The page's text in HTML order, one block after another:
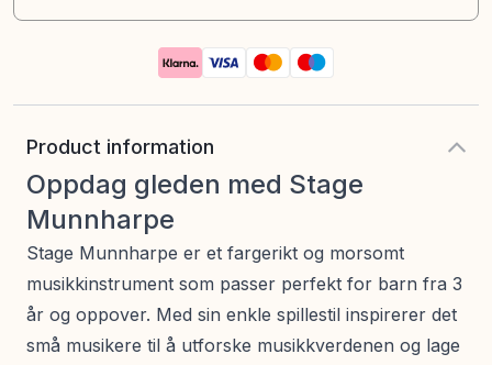
Product information
Oppdag gleden med Stage
Munnharpe
Stage Munnharpe er et fargerikt og morsomt
musikkinstrument som passer perfekt for barn fra 3
år og oppover. Med sin enkle spillestil inspirerer det
små musikere til å utforske musikkverdenen og lage